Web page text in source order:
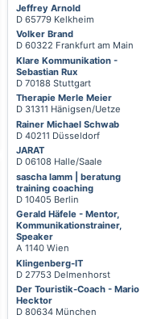
Jeffrey Arnold
D 65779 Kelkheim
Volker Brand
D 60322 Frankfurt am Main
Klare Kommunikation -
Sebastian Rux
D 70188 Stuttgart
Therapie Merle Meier
D 31311 Hänigsen/Uetze
Rainer Michael Schwab
D 40211 Düsseldorf
JARAT
D 06108 Halle/Saale
sascha lamm | beratung
training coaching
D 10405 Berlin
Gerald Häfele - Mentor,
Kommunikationstrainer,
Speaker
A 1140 Wien
Klingenberg-IT
D 27753 Delmenhorst
Der Touristik-Coach - Mario
Hecktor
D 80634 München